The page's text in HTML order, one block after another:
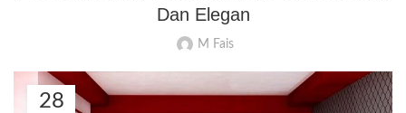
Dan Elegan
M Fais
28